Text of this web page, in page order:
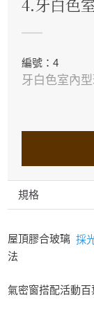
4.牙白色
編號：4
牙白色室內
規格
屋頂膠合玻璃採
法
氣密窗搭配活動百